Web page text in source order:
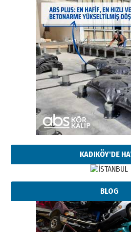
KADIKÖY'DE
BLOG